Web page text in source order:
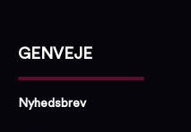
GENVEJE
Nyhedsbrev